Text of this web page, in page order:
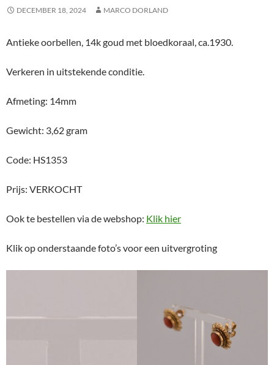
DECEMBER 18, 2024 MARCO DORLAND
Antieke oorbellen, 14k goud met bloedkoraal, ca.1930.
Verkeren in uitstekende conditie.
Afmeting: 14mm
Gewicht: 3,62 gram
Code: HS1353
Prijs: VERKOCHT
Ook te bestellen via de webshop: Klik hier
Klik op onderstaande foto’s voor een uitvergroting